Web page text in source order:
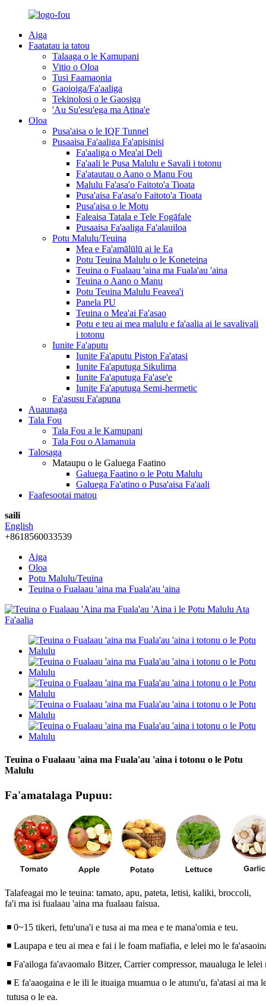
Aiga
Faatatau ia tatou
Talaaga o le Kamupani
Vitio o Oloa
Tusi Faamaonia
Gaoioiga/Fa'aaliga
Tekinolosi o le Gaosiga
'Au Su'esu'ega ma Atina'e
Oloa
Pusa'aisa o le IQF Tunnel
Pusaaisa Fa'aaliga Fa'apisinisi
Fa'aaliga o Mea'ai Deli
Fa'aali le Pusa Malulu e Savali i totonu
Fa'atautau o Aano o Manu Fou
Malulu Fa'asa'o Faitoto'a Tioata
Pusa'aisa Fa'asa'o Faitoto'a Tioata
Pusa'aisa o le Motu
Faleaisa Tatala e Tele Fogāfale
Pusaaisa Fa'aaliga Fa'alauiloa
Potu Malulu/Teuina
Mea e Fa'amālūlū ai le Ea
Potu Teuina Malulu o le Koneteina
Teuina o Fualaau 'aina ma Fuala'au 'aina
Teuina o Aano o Manu
Potu Teuina Malulu Feavea'i
Panela PU
Teuina o Mea'ai Fa'asao
Potu e teu ai mea malulu e fa'aalia ai le savalivali
i totonu
Iunite Fa'aputu
Iunite Fa'aputu Piston Fa'atasi
Iunite Fa'aputuga Sikulima
Iunite Fa'aputuga Fa'ase'e
Iunite Fa'aputuga Semi-hermetic
Fa'asusu Fa'apuna
Auaunaga
Tala Fou
Tala Fou a le Kamupani
Tala Fou o Alamanuia
Talosaga
Mataupu o le Galuega Faatino
Galuega Faatino o le Potu Malulu
Galuega Fa'atino o Pusa'aisa Fa'aali
Faafesootai matou
saili
English
+8618560033539
Aiga
Oloa
Potu Malulu/Teuina
Teuina o Fualaau 'aina ma Fuala'au 'aina
Teuina o Fualaau 'aina ma Fuala'au 'aina i totonu o le Potu
Malulu
Fa'amatalaga Pupuu:
Talafeagai mo le teuina: tamato, apu, pateta, letisi, kaliki, broccoli,
fa'i ma isi fualaau 'aina ma fualaau faisua.
◾ 0~15 tikeri, fetu'una'i e tusa ai ma mea e te mana'omia e teu.
◾ Laupapa e teu ai mea e fai i le foam mafiafia, e lelei mo le
◾ Fa'ailoga fa'avaomalo Bitzer, Carrier compressor, maualuga le
◾ E fa'aaogaina e le ili le ituaiga muamua o le atunu'u, fa'atasi ai ma
tutusa o le ea.